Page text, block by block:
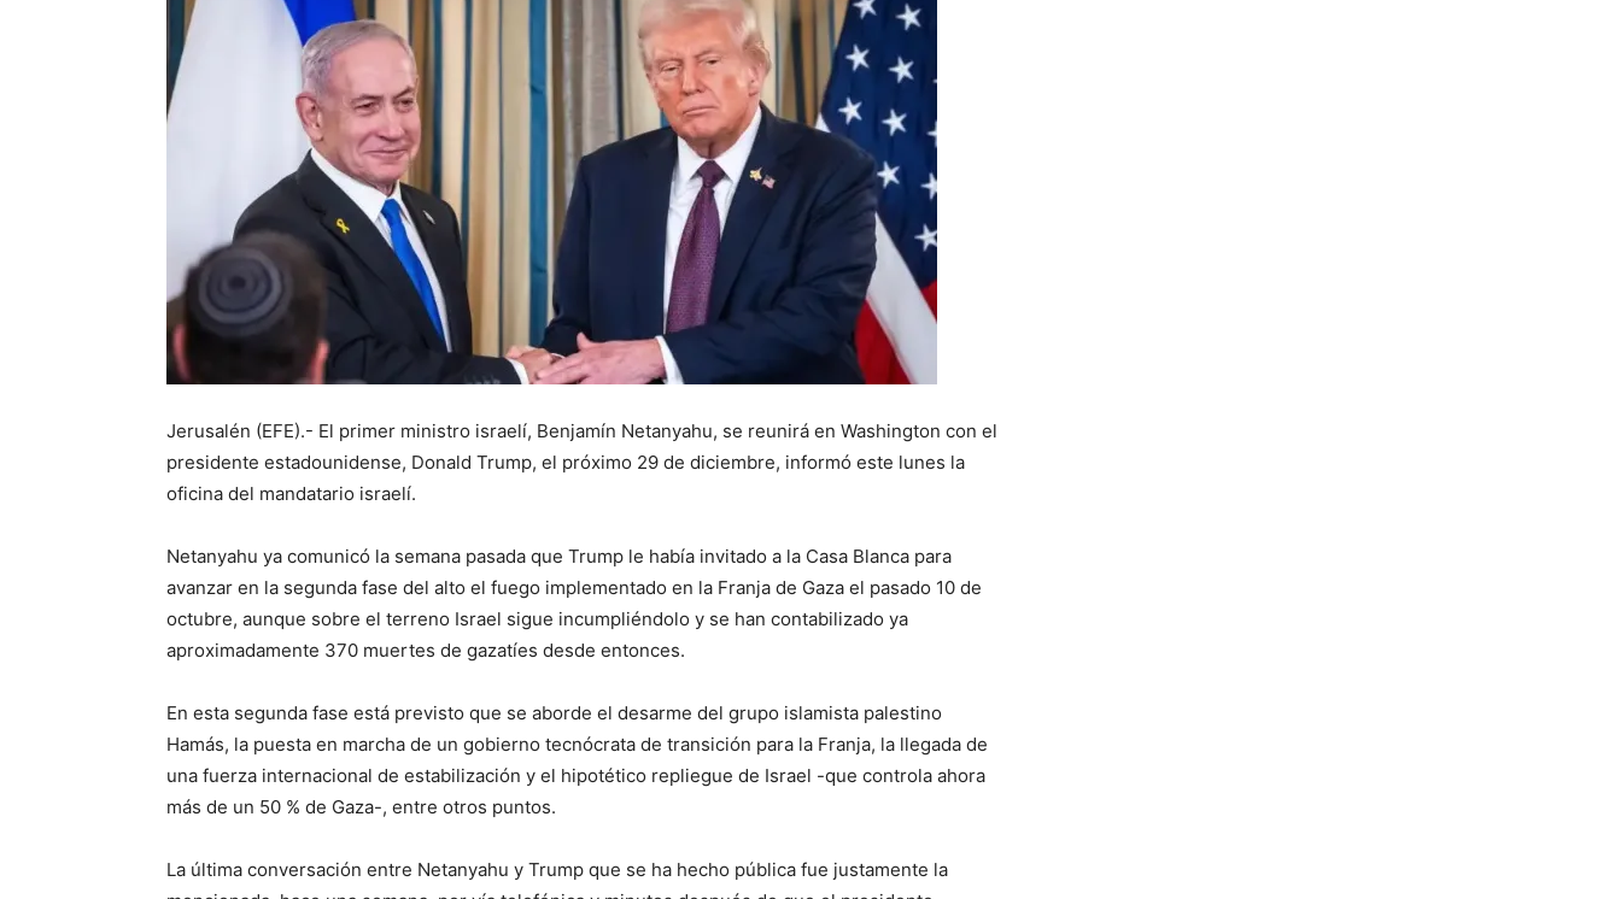
Jerusalén (EFE).- El primer ministro israelí, Benjamín Netanyahu, se reunirá en Washington con el
presidente estadounidense, Donald Trump, el próximo 29 de diciembre, informó este lunes la
oficina del mandatario israelí.
Netanyahu ya comunicó la semana pasada que Trump le había invitado a la Casa Blanca para
avanzar en la segunda fase del alto el fuego implementado en la Franja de Gaza el pasado 10 de
octubre, aunque sobre el terreno Israel sigue incumpliéndolo y se han contabilizado ya
aproximadamente 370 muertes de gazatíes desde entonces.
En esta segunda fase está previsto que se aborde el desarme del grupo islamista palestino
Hamás, la puesta en marcha de un gobierno tecnócrata de transición para la Franja, la llegada de
una fuerza internacional de estabilización y el hipotético repliegue de Israel -que controla ahora
más de un 50 % de Gaza-, entre otros puntos.
La última conversación entre Netanyahu y Trump que se ha hecho pública fue justamente la